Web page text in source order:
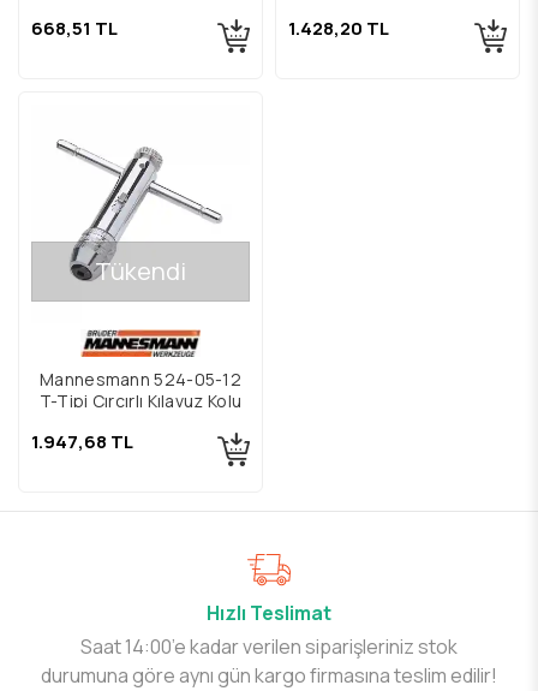
668,51 TL 1.428,20 TL
Tükendi
Mannesmann 524-05-12
T-Tipi Cırcırlı Kılavuz Kolu
1.947,68 TL
Hızlı Teslimat
Saat 14:00’e kadar verilen siparişleriniz stok
durumuna göre aynı gün kargo firmasına teslim edilir!